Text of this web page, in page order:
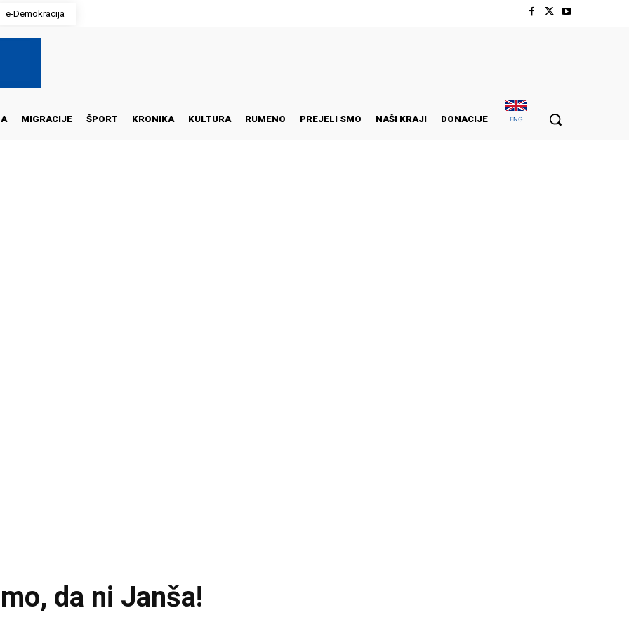
e-Demokracija
MIGRACIJE ŠPORT KRONIKA KULTURA RUMENO PREJELI SMO NAŠI KRAJI DONACIJE ENG
da ni Janša!